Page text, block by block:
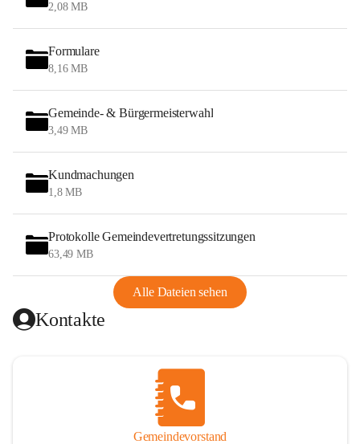
2,08 MB
Formulare
8,16 MB
Gemeinde- & Bürgermeisterwahl
3,49 MB
Kundmachungen
1,8 MB
Protokolle Gemeindevertretungssitzungen
63,49 MB
Alle Dateien sehen
Kontakte
Gemeindevorstand